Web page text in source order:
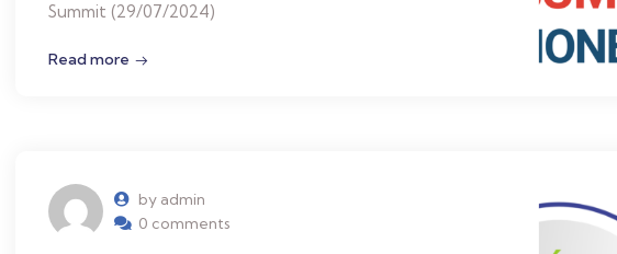
Summit (29/07/2024)
Read more
by admin
0 comments